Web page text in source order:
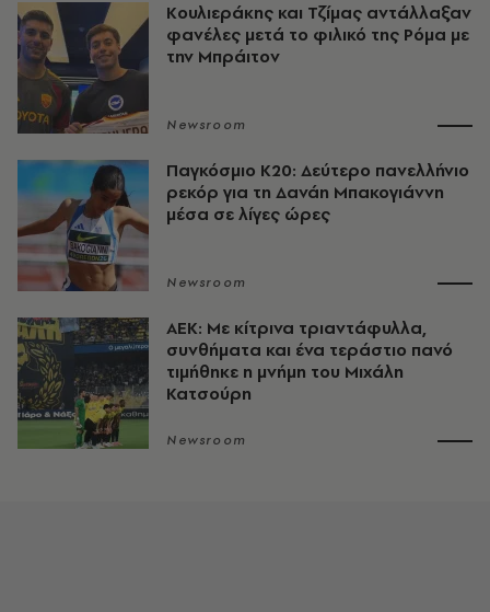
Κουλιεράκης και Τζίμας αντάλλαξαν
φανέλες μετά το φιλικό της Ρόμα με
την Μπράιτον
Newsroom
Παγκόσμιο Κ20: Δεύτερο πανελλήνιο
ρεκόρ για τη Δανάη Μπακογιάννη
μέσα σε λίγες ώρες
Newsroom
ΑΕΚ: Με κίτρινα τριαντάφυλλα,
συνθήματα και ένα τεράστιο πανό
τιμήθηκε η μνήμη του Μιχάλη
Κατσούρη
Newsroom